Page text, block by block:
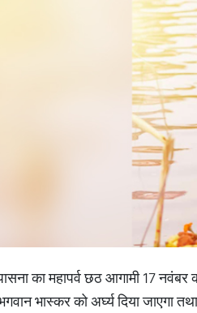
का महापर्व छठ आगामी 17
भास्कर को अर्घ्य दिया जाएगा